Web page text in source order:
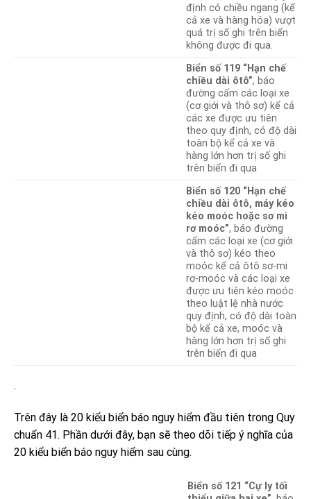
định có chiều ngang (kể
cả xe và hàng hóa) vượt
quá trị số ghi trên biển
không được đi qua.
Biển số 119 “Hạn chế
chiều dài ôtô”, báo
đường cấm các loại xe
(cơ giới và thô sơ) kể cả
các xe được ưu tiên
theo quy định, có độ dài
toàn bộ kể cả xe và
hàng lớn hơn trị số ghi
trên biển đi qua
Biển số 120 “Hạn chế
chiều dài ôtô, máy kéo
kéo moóc hoặc sơ mi
rơ moóc”, báo đường
cấm các loại xe (cơ giới
và thô sơ) kéo theo
moóc kể cả ôtô sơ-mi
rơ-moóc và các loại xe
được ưu tiên kéo moóc
theo luật lệ nhà nước
quy định, có độ dài toàn
bộ kể cả xe, moóc và
hàng lớn hơn trị số ghi
trên biển đi qua
.
Trên đây là 20 kiểu biển báo nguy hiểm đầu tiên trong Quy
chuẩn 41. Phần dưới đây, bạn sẽ theo dõi tiếp ý nghĩa của
20 kiểu biển báo nguy hiểm sau cùng.
Biển số 121 “Cự ly tối